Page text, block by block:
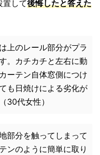
置して後悔したと答えた
上のレール部分がプラ
。カチカチと左右に動
ーテン自体窓側につけ
も日焼けによる劣化が
30代女性）
部分を触ってしまって
ンのように簡単に取り